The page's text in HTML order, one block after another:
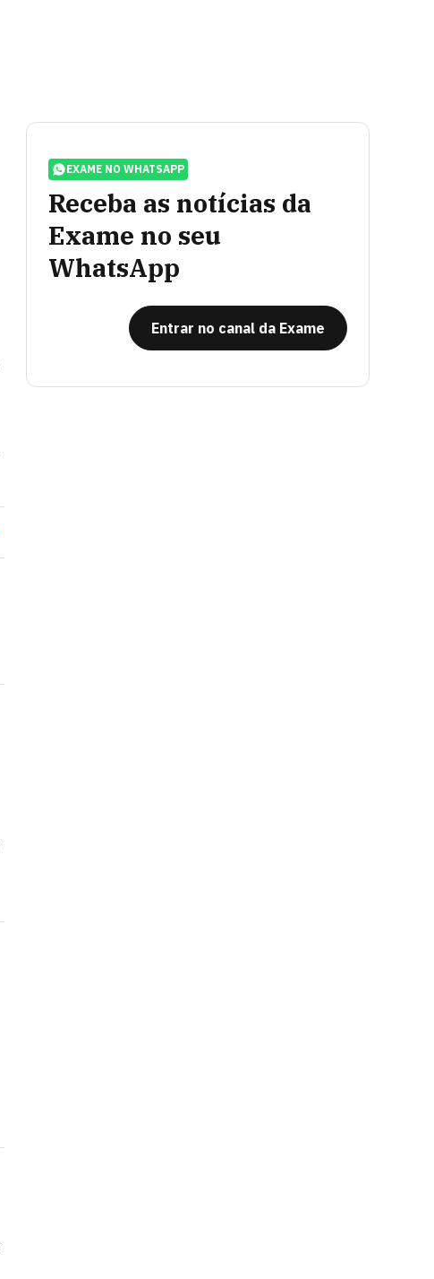
EXAME NO WHATSAPP
Receba as notícias da
Exame no seu
WhatsApp
Entrar no canal da Exame